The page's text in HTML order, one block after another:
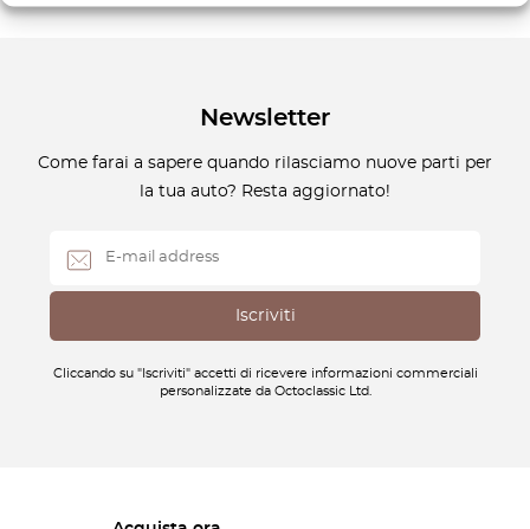
Newsletter
Come farai a sapere quando rilasciamo nuove parti per
la tua auto? Resta aggiornato!
Cliccando su "Iscriviti" accetti di ricevere informazioni commerciali
personalizzate da Octoclassic Ltd.